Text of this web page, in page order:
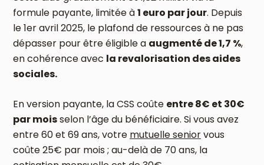
formule payante, limitée à1 euro par jour. Depuis
le 1er avril 2025, le plafond de ressources à ne pas
dépasser pour être éligible a augmenté de 1,7 %,
en cohérence avec la revalorisation des aides
sociales.
En version payante, la CSS coûte entre 8€ et 30€
par moisselon l’âge du bénéficiaire. Si vous avez
entre 60 et 69 ans, votre mutuelle seniorvous
coûte 25€ par mois ; au-delà de 70 ans, la